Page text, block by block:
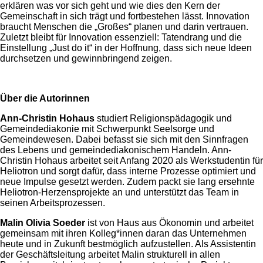
erklären was vor sich geht und wie dies den Kern der
Gemeinschaft in sich trägt und fortbestehen lässt. Innovation
braucht Menschen die „Großes“ planen und darin vertrauen.
Zuletzt bleibt für Innovation essenziell: Tatendrang und die
Einstellung „Just do it“ in der Hoffnung, dass sich neue Ideen
durchsetzen und gewinnbringend zeigen.
Über die Autorinnen
Ann-Christin Hohaus studiert Religionspädagogik und
Gemeindediakonie mit Schwerpunkt Seelsorge und
Gemeindewesen. Dabei befasst sie sich mit den Sinnfragen
des Lebens und gemeindediakonischem Handeln. Ann-
Christin Hohaus arbeitet seit Anfang 2020 als Werkstudentin für
Heliotron und sorgt dafür, dass interne Prozesse optimiert und
neue Impulse gesetzt werden. Zudem packt sie lang ersehnte
Heliotron-Herzensprojekte an und unterstützt das Team in
seinen Arbeitsprozessen.
Malin Olivia Soeder ist von Haus aus Ökonomin und arbeitet
gemeinsam mit ihren Kolleg*innen daran das Unternehmen
heute und in Zukunft bestmöglich aufzustellen. Als Assistentin
der Geschäftsleitung arbeitet Malin strukturell in allen